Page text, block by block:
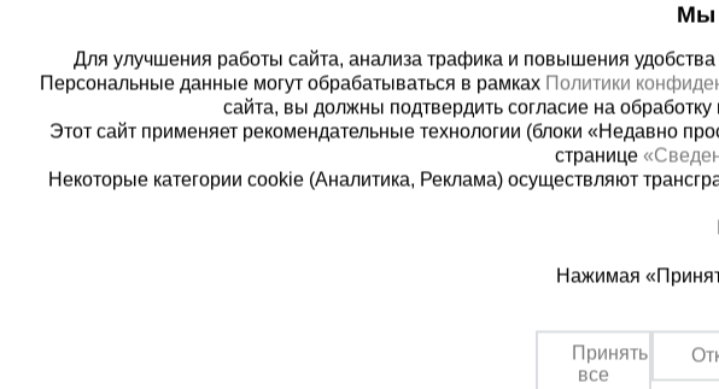
8 (800) 200-25-
бесплатно по России
Мы
Для улучшения работы сайта, анализа трафика и повышения
Персональные данные могут обрабатываться в рамках Политики
сайта, вы должны подтвердить согласие на
Этот сайт применяет рекомендательные технологии (блоки «Недавно
странице
Некоторые категории cookie (Аналитика, Реклама) осуществляют
Нажимая
Принять
все